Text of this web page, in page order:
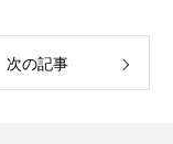
次の記事